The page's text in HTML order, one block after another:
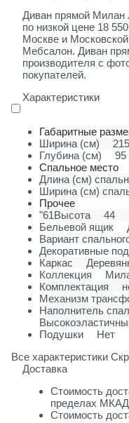
Диван прямой Милан
по низкой цене 18
Москве и Московской
Мебсалон. Диван
производителя с
покупателей.
Характеристики
Габаритные
Ширина (см)
215
Глубина (см)
95
Спальное место
Длина (см)
Ширина (см)
Прочее
"61Высота
44
Бельевой ящик
Вариант
Декоративные
Каркас
Коллекция
Комплектация
Механизм
Наполнитель
Подушки
Нет
Все характеристики
Доставка
Стоимость
пределах МКАД
Стоимость